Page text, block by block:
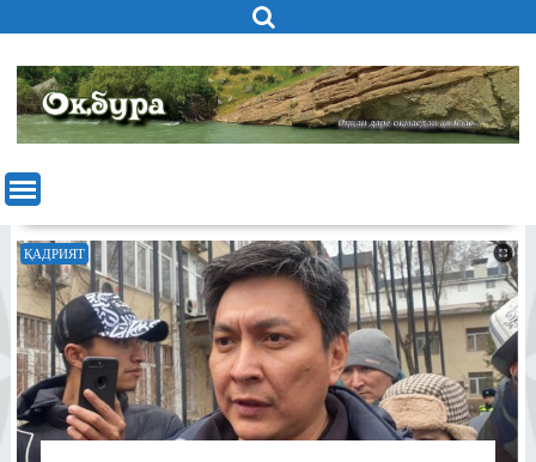
to
content
ҚАДРИЯТ